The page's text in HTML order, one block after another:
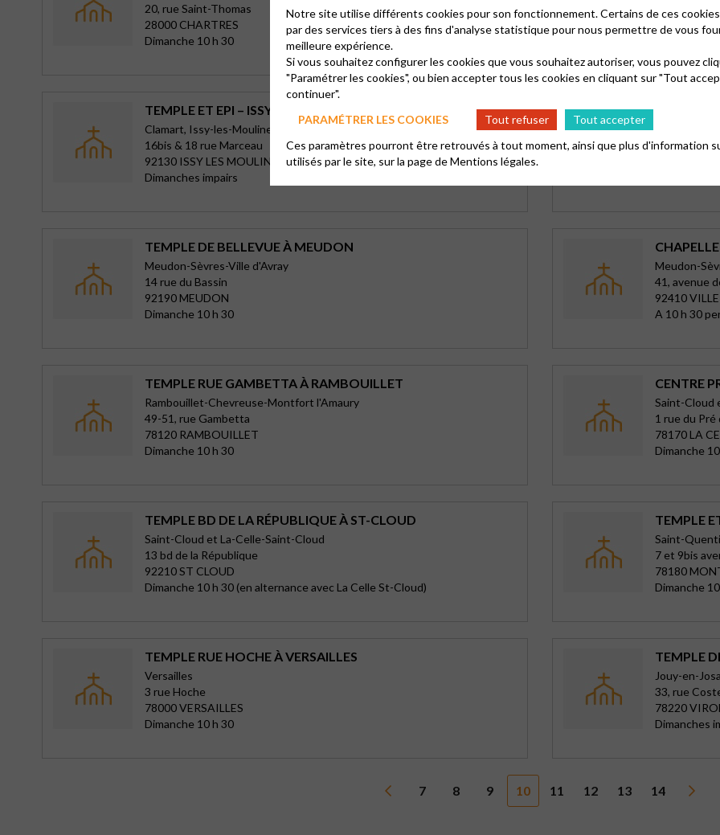
20, rue Saint-Thomas
28000 CHARTRES
Dimanche 10 h 30
43 rue du
92140
TEMPLE ET EPI – ISSY-LES-MOULINEAUX
Clamart, Issy-les-Moulineaux, Meudon-la-Forêt
16bis & 18 rue Marceau
92130 ISSY LES MOULINEAUX
Dimanches impairs
TEMPLE
9 - 11, rue
TEMPLE DE BELLEVUE À MEUDON
Meudon-Sèvres-Ville d'Avray
14 rue du Bassin
92190 MEUDON
Dimanche 10 h 30
Meudon-
41, avenue
92410
A 10 h 30
TEMPLE RUE GAMBETTA À RAMBOUILLET
Rambouillet-Chevreuse-Montfort l'Amaury
49-51, rue Gambetta
78120 RAMBOUILLET
Dimanche 10 h 30
CENTRE
Saint-Cloud
1 rue du
78170 LA
Dimanche
TEMPLE BD DE LA RÉPUBLIQUE À ST-CLOUD
Saint-Cloud et La-Celle-Saint-Cloud
13 bd de la République
92210 ST CLOUD
Dimanche 10 h 30 (en alternance avec La Celle St-Cloud)
TEMPLE
Saint-
7 et 9bis
78180
Dimanche
TEMPLE RUE HOCHE À VERSAILLES
Versailles
3 rue Hoche
78000 VERSAILLES
Dimanche 10 h 30
TEMPLE
Jouy-en-
33, rue
78220
Dimanches
7 8 9 10 11 12 13 14
Notre site utilise différents cookies pour son fonctionnement. Certains de ces
par des services tiers à des fins d'analyse statistique pour nous permettre de vous
meilleure expérience.
Si vous souhaitez configurer les cookies que vous souhaitez autoriser, vous pouvez
"Paramétrer les cookies", ou bien accepter tous les cookies en cliquant sur "Tout
continuer".
PARAMÉTRER LES COOKIES
Tout refuser
Tout accepter
Ces paramètres pourront être retrouvés à tout moment, ainsi que plus d'information
utilisés par le site, sur la page deMentions légales.